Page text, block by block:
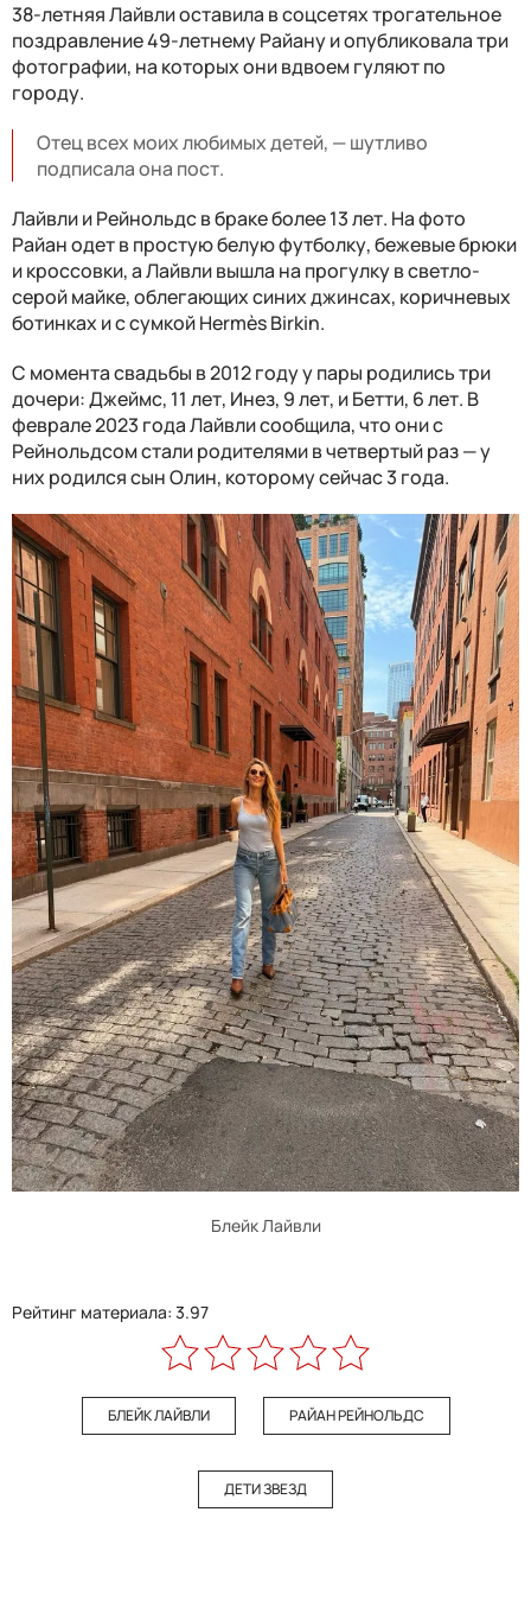
38-летняя Лайвли оставила в соцсетях трогательное
поздравление 49-летнему Райану и опубликовала три
фотографии, на которых они вдвоем гуляют по
городу.
Отец всех моих любимых детей, — шутливо
подписала она пост.
Лайвли и Рейнольдс в браке более 13 лет. На фото
Райан одет в простую белую футболку, бежевые брюки
и кроссовки, а Лайвли вышла на прогулку в светло-
серой майке, облегающих синих джинсах, коричневых
ботинках и с сумкой Hermès Birkin.
С момента свадьбы в 2012 году у пары родились три
дочери: Джеймс, 11 лет, Инез, 9 лет, и Бетти, 6 лет. В
феврале 2023 года Лайвли сообщила, что они с
Рейнольдсом стали родителями в четвертый раз — у
них родился сын Олин, которому сейчас 3 года.
Блейк Лайвли
Рейтинг материала: 3.97
БЛЕЙК ЛАЙВЛИ РАЙАН РЕЙНОЛЬДС
ДЕТИ ЗВЕЗД